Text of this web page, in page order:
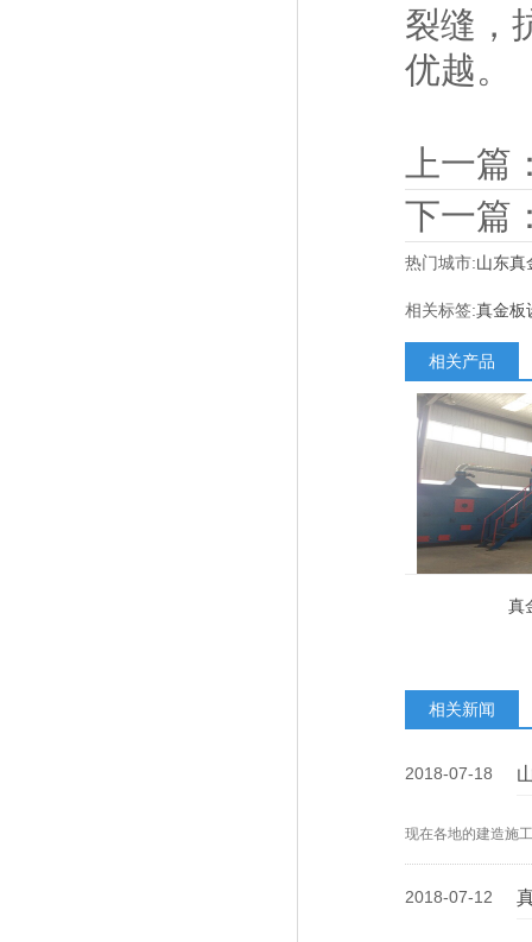
裂缝，
优越。
上一篇
下一篇
热门城市:山东真
相关标签:真金板
相关产品
真
相关新闻
2018-07-18
现在各地的建造施
2018-07-12